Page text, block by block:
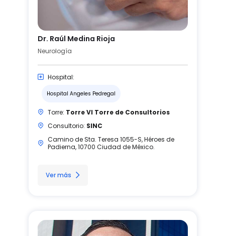
Dr. Raúl Medina Rioja
Neurología
Hospital:
Hospital Angeles Pedregal
Torre: Torre VI Torre de Consultorios
Consultorio: SINC
Camino de Sta. Teresa 1055-S, Héroes de
Padierna, 10700 Ciudad de México.
Ver más